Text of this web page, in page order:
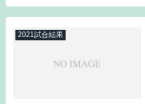
2021試合結果